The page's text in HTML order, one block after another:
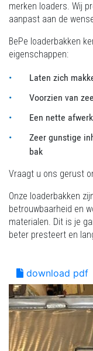
merken loaders. Wij
aanpast aan de
BePe loaderbakken
eigenschappen:
Laten zich
Voorzien van
Een nette
Zeer gunstige
bak
Vraagt u ons gerust
Onze loaderbakken
betrouwbaarheid en
materialen. Dit is je
beter presteert en
download pdf